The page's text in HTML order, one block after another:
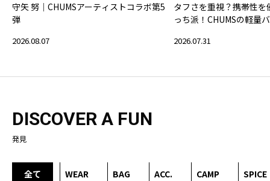
守矢 努｜CHUMSアーティストコラボ第5
弾
2026.08.07
タフさを重視？携帯性
っち派！CHUMSの軽量
2026.07.31
DISCOVER A FUN
発見
全て WEAR BAG ACC. CAMP SPICE